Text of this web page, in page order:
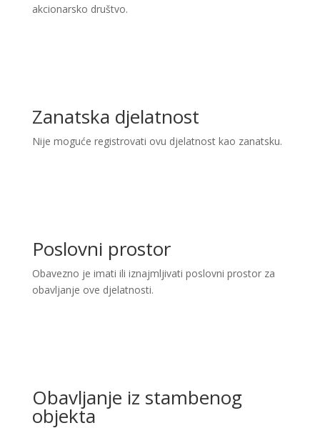
akcionarsko društvo.
Zanatska djelatnost
Nije moguće registrovati ovu djelatnost kao zanatsku.
Poslovni prostor
Obavezno je imati ili iznajmljivati poslovni prostor za
obavljanje ove djelatnosti.
Obavljanje iz stambenog
objekta